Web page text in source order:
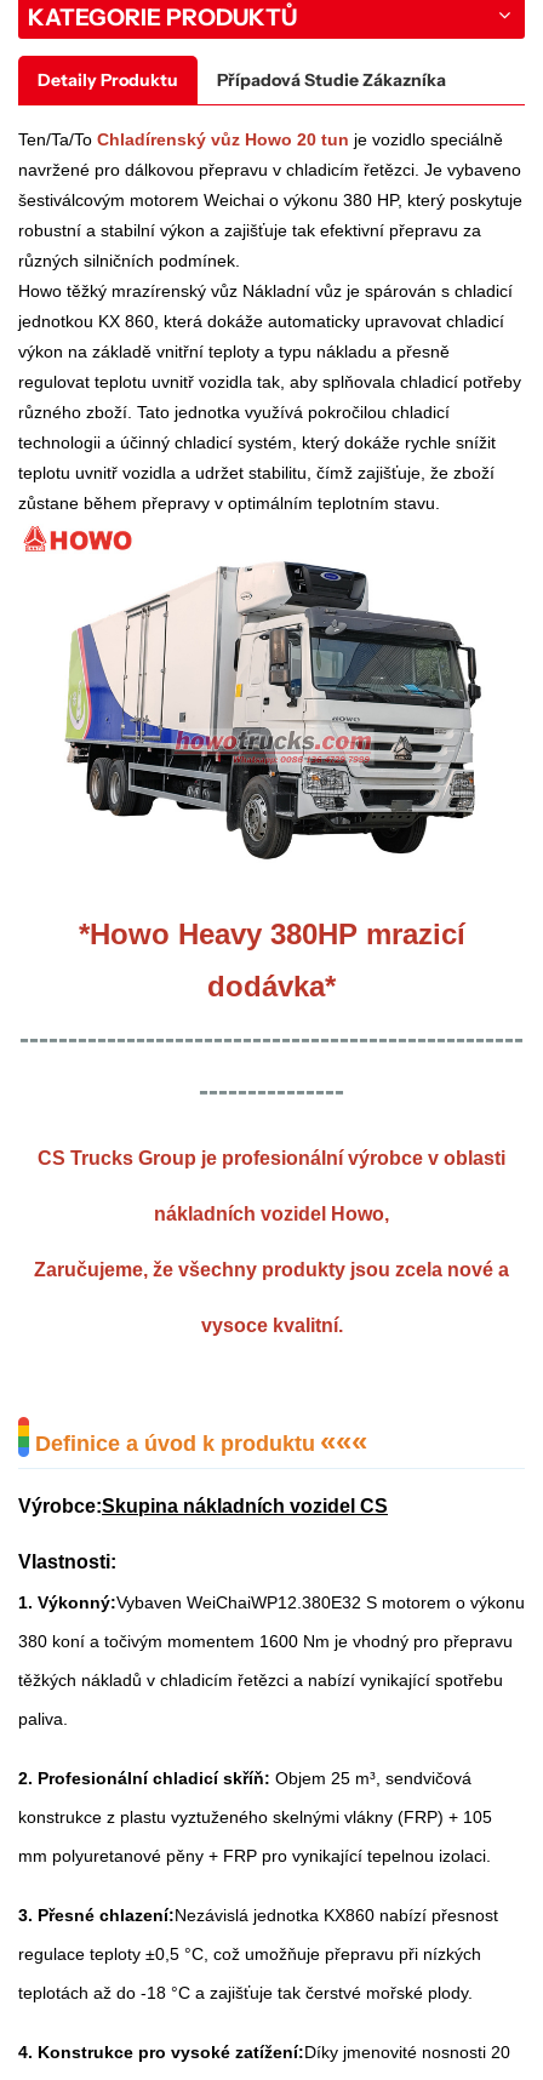
KATEGORIE PRODUKTŮ
Detaily Produktu Případová Studie Zákazníka
Ten/Ta/To Chladírenský vůz Howo 20 tun je vozidlo speciálně
navržené pro dálkovou přepravu v chladicím řetězci. Je vybaveno
šestiválcovým motorem Weichai o výkonu 380 HP, který poskytuje
robustní a stabilní výkon a zajišťuje tak efektivní přepravu za
různých silničních podmínek.
Howo těžký mrazírenský vůz Nákladní vůz je spárován s chladicí
jednotkou KX 860, která dokáže automaticky upravovat chladicí
výkon na základě vnitřní teploty a typu nákladu a přesně
regulovat teplotu uvnitř vozidla tak, aby splňovala chladicí potřeby
různého zboží. Tato jednotka využívá pokročilou chladicí
technologii a účinný chladicí systém, který dokáže rychle snížit
teplotu uvnitř vozidla a udržet stabilitu, čímž zajišťuje, že zboží
zůstane během přepravy v optimálním teplotním stavu.
*Howo Heavy 380HP mrazicí
dodávka*
----------------------------------------------------
---------------
CS Trucks Group je profesionální výrobce v oblasti
nákladních vozidel Howo,
Zaručujeme, že všechny produkty jsou zcela nové a
vysoce kvalitní.
Definice a úvod k produktu «««
Výrobce:Skupina nákladních vozidel CS
Vlastnosti:
1. Výkonný:Vybaven WeiChaiWP12.380E32 S motorem o výkonu
380 koní a točivým momentem 1600 Nm je vhodný pro přepravu
těžkých nákladů v chladicím řetězci a nabízí vynikající spotřebu
paliva.
2. Profesionální chladicí skříň: Objem 25 m³, sendvičová
konstrukce z plastu vyztuženého skelnými vlákny (FRP) + 105
mm polyuretanové pěny + FRP pro vynikající tepelnou izolaci.
3. Přesné chlazení:Nezávislá jednotka KX860 nabízí přesnost
regulace teploty ±0,5 °C, což umožňuje přepravu při nízkých
teplotách až do -18 °C a zajišťuje tak čerstvé mořské plody.
4. Konstrukce pro vysoké zatížení:Díky jmenovité nosnosti 20